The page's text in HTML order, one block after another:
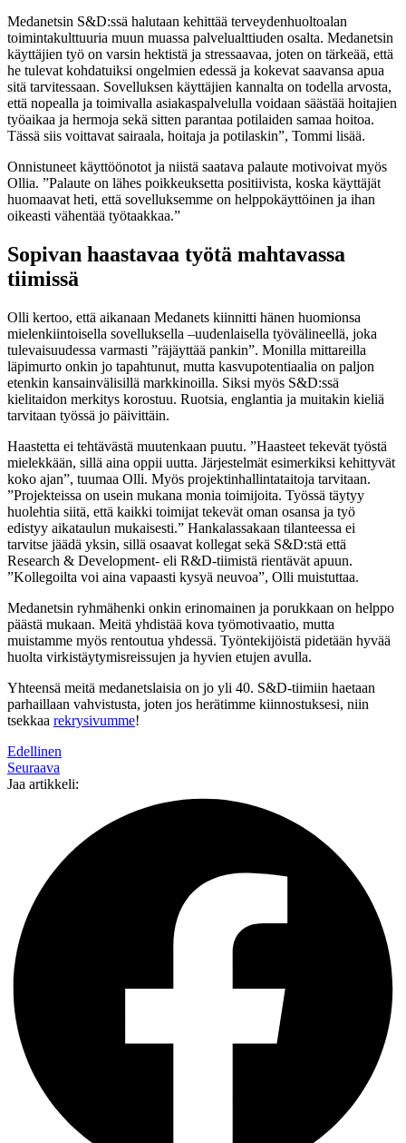
Medanetsin S&D:ssä halutaan kehittää terveydenhuoltoalan
toimintakulttuuria muun muassa palvelualttiuden osalta. Medanetsin
käyttäjien työ on varsin hektistä ja stressaavaa, joten on tärkeää, että
he tulevat kohdatuiksi ongelmien edessä ja kokevat saavansa apua
sitä tarvitessaan. Sovelluksen käyttäjien kannalta on todella arvosta,
että nopealla ja toimivalla asiakaspalvelulla voidaan säästää hoitajien
työaikaa ja hermoja sekä sitten parantaa potilaiden samaa hoitoa.
Tässä siis voittavat sairaala, hoitaja ja potilaskin”, Tommi lisää.
Onnistuneet käyttöönotot ja niistä saatava palaute motivoivat myös
Ollia. ”Palaute on lähes poikkeuksetta positiivista, koska käyttäjät
huomaavat heti, että sovelluksemme on helppokäyttöinen ja ihan
oikeasti vähentää työtaakkaa.”
Sopivan haastavaa työtä mahtavassa
tiimissä
Olli kertoo, että aikanaan Medanets kiinnitti hänen huomionsa
mielenkiintoisella sovelluksella –uudenlaisella työvälineellä, joka
tulevaisuudessa varmasti ”räjäyttää pankin”. Monilla mittareilla
läpimurto onkin jo tapahtunut, mutta kasvupotentiaalia on paljon
etenkin kansainvälisillä markkinoilla. Siksi myös S&D:ssä
kielitaidon merkitys korostuu. Ruotsia, englantia ja muitakin kieliä
tarvitaan työssä jo päivittäin.
Haastetta ei tehtävästä muutenkaan puutu. ”Haasteet tekevät työstä
mielekkään, sillä aina oppii uutta. Järjestelmät esimerkiksi kehittyvät
koko ajan”, tuumaa Olli. Myös projektinhallintataitoja tarvitaan.
”Projekteissa on usein mukana monia toimijoita. Työssä täytyy
huolehtia siitä, että kaikki toimijat tekevät oman osansa ja työ
edistyy aikataulun mukaisesti.” Hankalassakaan tilanteessa ei
tarvitse jäädä yksin, sillä osaavat kollegat sekä S&D:stä että
Research & Development- eli R&D-tiimistä rientävät apuun.
”Kollegoilta voi aina vapaasti kysyä neuvoa”, Olli muistuttaa.
Medanetsin ryhmähenki onkin erinomainen ja porukkaan on helppo
päästä mukaan. Meitä yhdistää kova työmotivaatio, mutta
muistamme myös rentoutua yhdessä. Työntekijöistä pidetään hyvää
huolta virkistäytymisreissujen ja hyvien etujen avulla.
Yhteensä meitä medanetslaisia on jo yli 40. S&D-tiimiin haetaan
parhaillaan vahvistusta, joten jos herätimme kiinnostuksesi, niin
tsekkaa rekrysivumme!
Edellinen
Seuraava
Jaa artikkeli: